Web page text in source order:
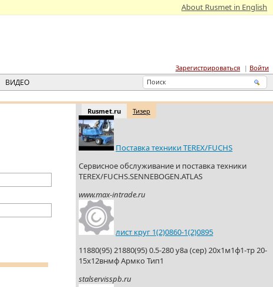
About Rusmet in English
Зарегистрироваться Войти
ВИДЕО
Rusmet.ru Тизер
Поставка техники TEREX/FUCHS
Сервисное обслуживание и поставка техники
TEREX/FUCHS.SENNEBOGEN.ATLAS
www.max-intrade.ru
лист круг 1(2)0860-1(2)0895
11880(95) 21880(95) 0.5-280 у8а (сер) 20х1м1ф1-тр 20-
15х12внмф Армко Тип1
stalservisspb.ru